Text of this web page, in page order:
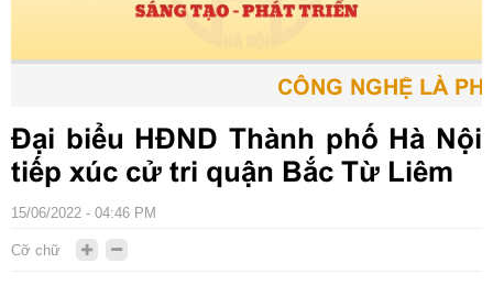
CÔNG NGHỆ LÀ
Đại biểu HĐND Thành phố Hà Nội
tiếp xúc cử tri quận Bắc Từ Liêm
15/06/2022 - 04:46 PM
Cỡ chữ